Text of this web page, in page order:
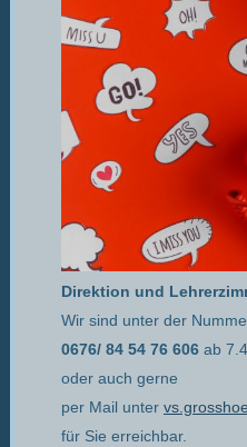
Direktion und
Wir sind unter der
0676/ 84 54 76 606 ab
oder auch gerne
per Mail unter
für Sie erreichbar.